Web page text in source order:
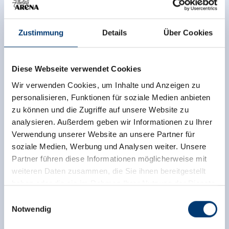
Zustimmung Details Über Cookies
Diese Webseite verwendet Cookies
Wir verwenden Cookies, um Inhalte und Anzeigen zu
personalisieren, Funktionen für soziale Medien anbieten
zu können und die Zugriffe auf unsere Website zu
analysieren. Außerdem geben wir Informationen zu Ihrer
Verwendung unserer Website an unsere Partner für
soziale Medien, Werbung und Analysen weiter. Unsere
Partner führen diese Informationen möglicherweise mit
weiteren Daten zusammen, die Sie ihnen bereitgestellt
haben oder die sie im Rahmen Ihrer Nutzung der Dienste
Notwendig
Fr, 21.08.2026 - 19:30 Uhr
Kontaktinfo
Tourismusverband Wald/Königsleiten
Wald 126
5742 Wald im Pinzgau
+43 6565 82430
info@wald-koenigsleiten.at
www.wald-koenigsleiten.at
Zurück zur Übersicht